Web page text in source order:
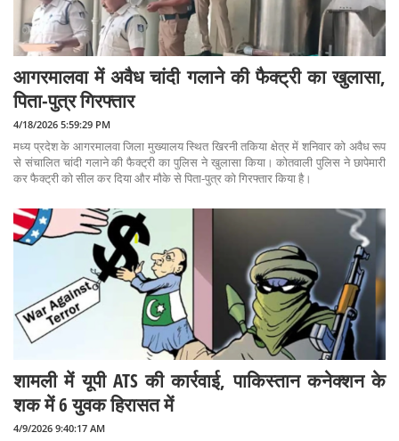
आगरमालवा में अवैध चांदी गलाने की फैक्ट्री का खुलासा,
पिता-पुत्र गिरफ्तार
4/18/2026 5:59:29 PM
मध्य प्रदेश के आगरमालवा जिला मुख्यालय स्थित खिरनी तकिया क्षेत्र में शनिवार को अवैध रूप
से संचालित चांदी गलाने की फैक्ट्री का पुलिस ने खुलासा किया। कोतवाली पुलिस ने छापेमारी
कर फैक्ट्री को सील कर दिया और मौके से पिता-पुत्र को गिरफ्तार किया है।
शामली में यूपी ATS की कार्रवाई, पाकिस्तान कनेक्शन के
शक में 6 युवक हिरासत में
4/9/2026 9:40:17 AM